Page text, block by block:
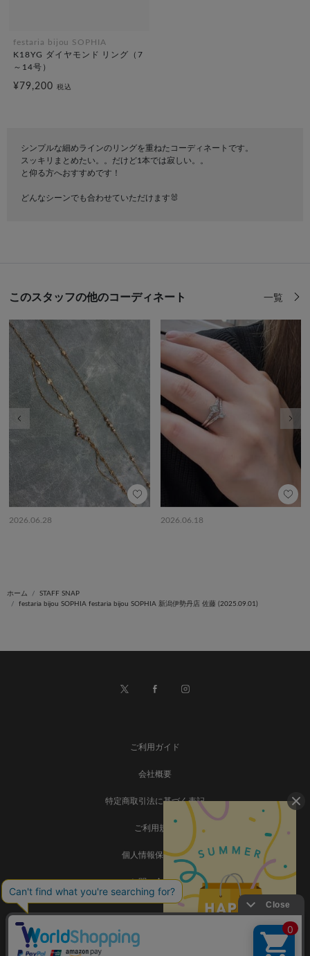
festaria bijou SOPHIA
K18YG ダイヤモンド リング（7
～14号）
¥79,200 税込
シンプルな細めラインのリングを重ねたコーディネートです。
スッキリまとめたい。。だけど1本では寂しい。。
と仰る方へおすすめです！
どんなシーンでも合わせていただけます🐰
このスタッフの他のコーディネート 一覧
2026.06.28 2026.06.18
ホーム
STAFF SNAP
festaria bijou SOPHIA festaria bijou SOPHIA 新潟伊勢丹店 佐藤 (2025.09.01)
ご利用ガイド
会社概要
特定商取引法に基づく表記
ご利用規約
個人情報保護方針
お問い合わせ
事業再構築